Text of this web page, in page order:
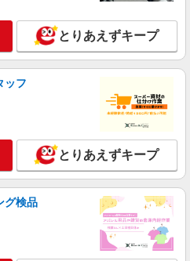
とりあえずキープ
ッフ
とりあえずキープ
グ検品